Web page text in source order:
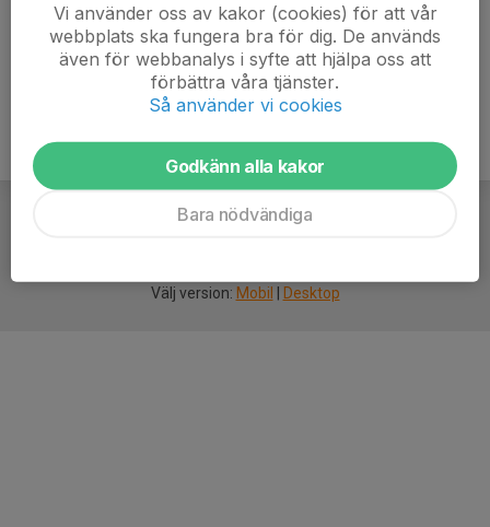
Välj version: Mobil Desktop
Vi använder oss av kakor (cookies) för att vår
webbplats ska fungera bra för dig. De används
även för webbanalys i syfte att hjälpa oss att
förbättra våra tjänster.
Så använder vi cookies
Godkänn alla kakor
Bara nödvändiga